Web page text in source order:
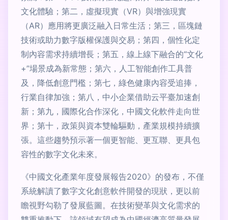
文化體驗；第二，虛擬現實（VR）與增強現實
（AR）應用將更廣泛融入日常生活；第三，區塊鏈
技術或助力數字版權保護與交易；第四，個性化定
制內容需求持續增長；第五，線上線下融合的“文化
+”場景成為新常態；第六，人工智能創作工具普
及，降低創意門檻；第七，綠色健康內容受追捧，
行業自律加強；第八，中小企業借助云平臺加速創
新；第九，國際化合作深化，中國文化軟件走向世
界；第十，政策與資本雙輪驅動，產業規模持續擴
張。這些趨勢預示著一個更智能、更互聯、更具包
容性的數字文化未來。
《中國文化產業年度發展報告2020》的發布，不僅
系統解讀了數字文化創意軟件開發的現狀，更以前
瞻視野勾勒了發展藍圖。在技術變革與文化需求的